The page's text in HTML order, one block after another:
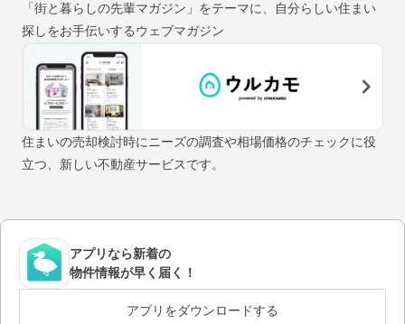
「街と暮らしの先輩マガジン」をテーマに、自分らしい住まい
探しをお手伝いするウェブマガジン
住まいの売却検討時にニーズの調査や相場価格のチェックに役
立つ、新しい不動産サービスです。
アプリなら新着の
物件情報が早く届く！
アプリをダウンロードする